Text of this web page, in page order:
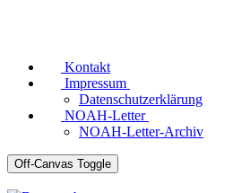
Kontakt
Impressum
Datenschutzerklärung
NOAH-Letter
NOAH-Letter-Archiv
Off-Canvas Toggle